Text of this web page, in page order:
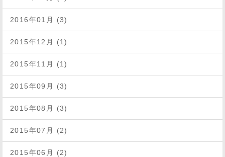
2016年01月 (3)
2015年12月 (1)
2015年11月 (1)
2015年09月 (3)
2015年08月 (3)
2015年07月 (2)
2015年06月 (2)